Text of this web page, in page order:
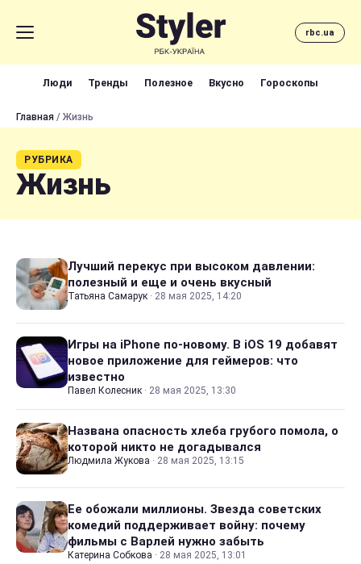
rbc.ua
Люди Тренды Полезное Вкусно Гороскопы
Главная / Жизнь
РУБРИКА
Жизнь
Лучший перекус при высоком давлении:
полезный и еще и очень вкусный
Татьяна Самарук · 28 мая 2025, 14:20
Игры на iPhone по-новому. В iOS 19 добавят
новое приложение для геймеров: что
известно
Павел Колесник · 28 мая 2025, 13:30
Названа опасность хлеба грубого помола, о
которой никто не догадывался
Людмила Жукова · 28 мая 2025, 13:15
Ее обожали миллионы. Звезда советских
комедий поддерживает войну: почему
фильмы с Варлей нужно забыть
Катерина Собкова · 28 мая 2025, 13:01